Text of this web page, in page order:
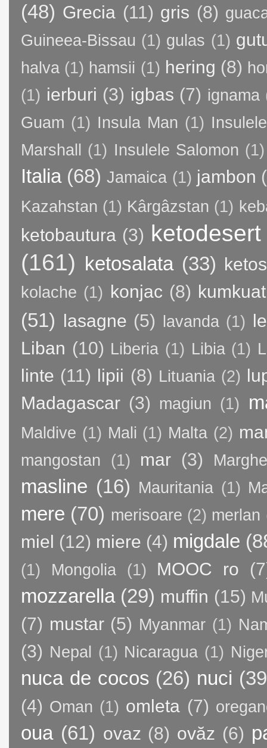
(48) Grecia (11) gris (8)
Guineea-Bissau (1) gulas (1)
halva (1) hamsii (1) hering (8)
(1) ierburi (3) igbas (7) ignama
Guam (1) Insula Man (1)
Marshall
(1) Insulele Salomon (1)
Italia (68) Jamaica (1) jambon
Kazahstan (1) Kârgâzstan (1)
ketobautura (3) ketodesert
(161) ketosalata (33)
kolache (1) konjac (8) kumkuat
(51) lasagne (5) lavanda (1)
Liban (10) Liberia (1) Libia (1)
linte (11) lipii (8) Lituania (2)
Madagascar (3) magiun (1)
Maldive (1) Mali (1) Malta (2)
mangostan (1) mar (3)
masline (16) Mauritania (1)
mere (70) merisoare (2) merlan
miel (12) miere (4) migdale
(1) Mongolia (1) MOOC ro
mozzarella (29) muffin (15)
(7) mustar (5) Myanmar (1)
(3) Nepal (1) Nicaragua (1)
nuca de cocos (26) nuci
(4) Oman (1) omleta (7)
oua (61) ovaz (8) ovăz (6)